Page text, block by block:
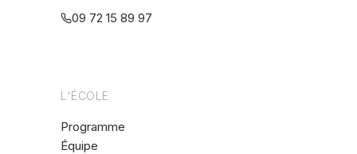
09 72 15 89 97
L'ÉCOLE
Programme
Équipe